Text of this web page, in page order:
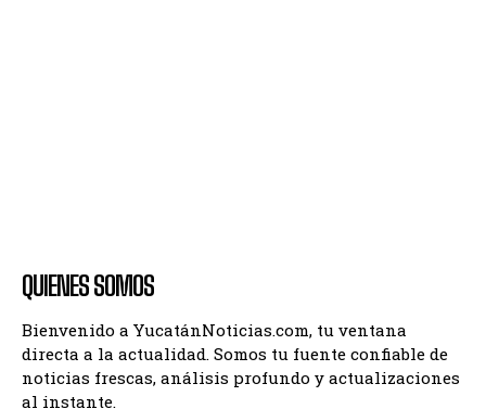
QUIENES SOMOS
Bienvenido a YucatánNoticias.com, tu ventana
directa a la actualidad. Somos tu fuente confiable de
noticias frescas, análisis profundo y actualizaciones
al instante.